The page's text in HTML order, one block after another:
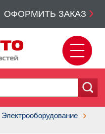
ОФОРМИТЬ ЗАКАЗ
Электрооборудование